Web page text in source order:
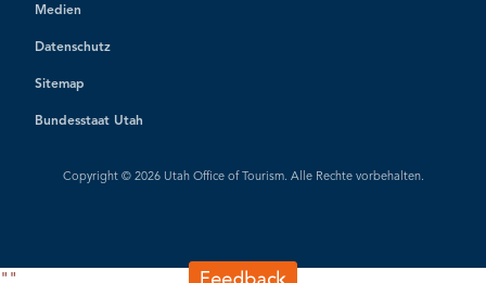
Medien
Datenschutz
Sitemap
Bundesstaat Utah
Copyright © 2026 Utah Office of Tourism. Alle Rechte vorbehalten.